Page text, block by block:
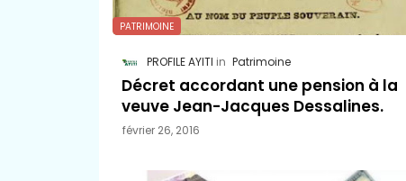
PATRIMOINE
PROFILE AYITI Patrimoine
Décret accordant une pension à la
veuve Jean-Jacques Dessalines.
février 26, 2016